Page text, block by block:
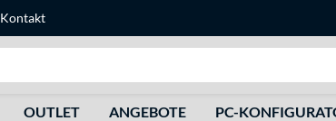
Kontakt
OUTLET ANGEBOTE PC-